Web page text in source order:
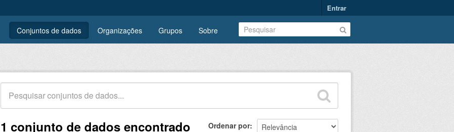
Entrar
Conjuntos de dados Organizações Grupos Sobre
Ordenar por
1 conjunto de dados encontrado